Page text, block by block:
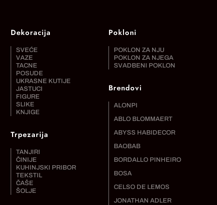
Dekoracija
SVEĆE
VAZE
TACNE
POSUDE
UKRASNE KUTIJE
JASTUCI
FIGURE
SLIKE
KNJIGE
Trpezarija
TANJIRI
ČINIJE
KUHINJSKI PRIBOR
TEKSTIL
ČAŠE
ŠOLJE
Pokloni
POKLON ZA NJU
POKLON ZA NJEGA
SVADBENI POKLON
Brendovi
ALONPI
ABLO BLOMMAERT
ABYSS HABIDECOR
BAOBAB
BORDALLO PINHEIRO
BOSA
CELSO DE LEMOS
JONATHAN ADLER